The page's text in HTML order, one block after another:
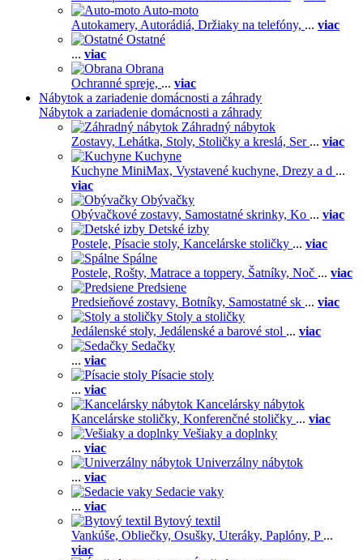
Auto-moto
Autokamery, Autorádiá, Držiaky na telefóny, ... viac
Ostatné
... viac
Obrana
Ochranné spreje, ... viac
Nábytok a zariadenie domácnosti a záhrady
Nábytok a zariadenie domácnosti a záhrady
Záhradný nábytok
Zostavy, Lehátka, Stoly, Stoličky a kreslá, Ser ... viac
Kuchyne
Kuchyne MiniMax, Vystavené kuchyne, Drezy a d ...
viac
Obývačky
Obývačkové zostavy, Samostatné skrinky, Ko ... viac
Detské izby
Postele, Písacie stoly, Kancelárske stoličky ... viac
Spálne
Postele, Rošty, Matrace a toppery, Šatníky, Noč ... viac
Predsiene
Predsieňové zostavy, Botníky, Samostatné sk ... viac
Stoly a stoličky
Jedálenské stoly, Jedálenské a barové stol ... viac
Sedačky
... viac
Písacie stoly
... viac
Kancelársky nábytok
Kancelárske stoličky, Konferenčné stoličky ... viac
Vešiaky a doplnky
... viac
Univerzálny nábytok
... viac
Sedacie vaky
... viac
Bytový textil
Vankúše, Obliečky, Osušky, Uteráky, Paplóny, P ...
viac